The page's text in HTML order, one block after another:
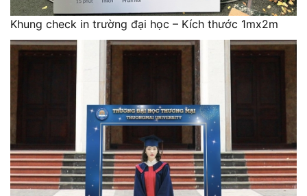
Khung check in trường đại học – Kích thước 1mx2m